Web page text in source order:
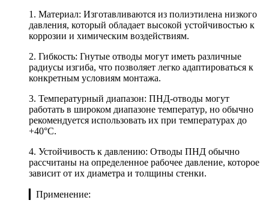
1. Материал: Изготавливаются из полиэтилена низкого
давления, который обладает высокой устойчивостью к
коррозии и химическим воздействиям.
2. Гибкость: Гнутые отводы могут иметь различные
радиусы изгиба, что позволяет легко адаптироваться к
конкретным условиям монтажа.
3. Температурный диапазон: ПНД-отводы могут
работать в широком диапазоне температур, но обычно
рекомендуется использовать их при температурах до
+40°C.
4. Устойчивость к давлению: Отводы ПНД обычно
рассчитаны на определенное рабочее давление, которое
зависит от их диаметра и толщины стенки.
▎Применение: